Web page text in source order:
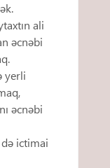
ali
əcnəbi
yerli
əcnəbi
ictimai